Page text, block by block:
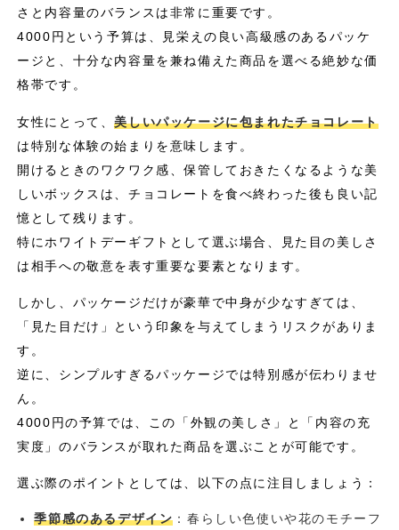
さと内容量のバランスは非常に重要です。
4000円という予算は、見栄えの良い高級感のあるパッケ
ージと、十分な内容量を兼ね備えた商品を選べる絶妙な価
格帯です。
女性にとって、美しいパッケージに包まれたチョコレート
は特別な体験の始まりを意味します。
開けるときのワクワク感、保管しておきたくなるような美
しいボックスは、チョコレートを食べ終わった後も良い記
憶として残ります。
特にホワイトデーギフトとして選ぶ場合、見た目の美しさ
は相手への敬意を表す重要な要素となります。
しかし、パッケージだけが豪華で中身が少なすぎては、
「見た目だけ」という印象を与えてしまうリスクがありま
す。
逆に、シンプルすぎるパッケージでは特別感が伝わりませ
ん。
4000円の予算では、この「外観の美しさ」と「内容の充
実度」のバランスが取れた商品を選ぶことが可能です。
選ぶ際のポイントとしては、以下の点に注目しましょう：
季節感のあるデザイン ：春らしい色使いや花のモチーフ